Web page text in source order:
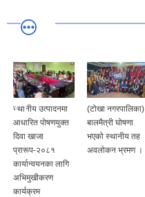
स्थानीय उत्पादनमा
आधारित पोषणयुक्त
दिवा खाजा
प्रारूप-२०८१
कार्यान्वयनका लागि
अभिमुखीकरण
कार्यक्रम
(टोखा नगरपालिका)
बालमैत्री घोषणा
भएको स्थानीय तह
अवलोकन भ्रमण ।